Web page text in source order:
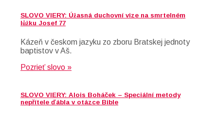
SLOVO VIERY: Úžasná duchovní vize na smrtelném
lůžku Josef 77
Kázeň v českom jazyku zo zboru Bratskej jednoty
baptistov v Aš.
Pozrieť slovo »
SLOVO VIERY: Alois Boháček – Speciální metody
nepřítele ďábla v otázce Bible